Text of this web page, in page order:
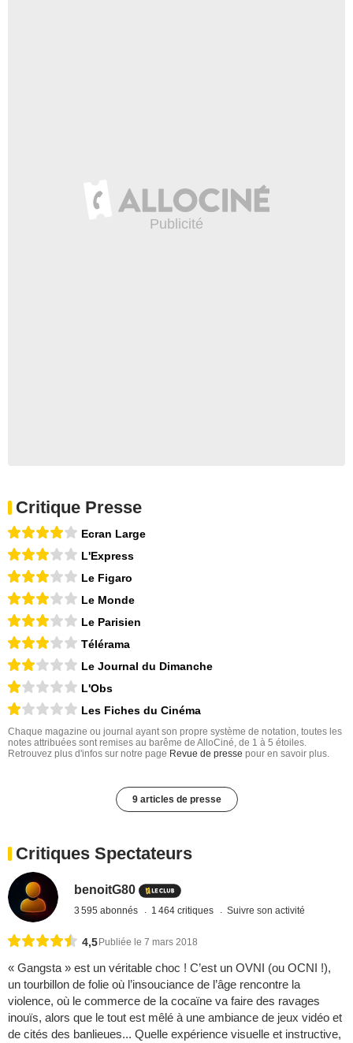
Critique Presse
Ecran Large
L'Express
Le Figaro
Le Monde
Le Parisien
Télérama
Le Journal du Dimanche
L'Obs
Les Fiches du Cinéma
Chaque magazine ou journal ayant son propre système de notation, toutes les
notes attribuées sont remises au barême de AlloCiné, de 1 à 5 étoiles.
Retrouvez plus d'infos sur notre page Revue de presse pour en savoir plus.
9 articles de presse
Critiques Spectateurs
benoitG80
3 595 abonnés 1 464 critiques Suivre son activité
4,5 Publiée le 7 mars 2018
« Gangsta » est un véritable choc ! C’est un OVNI (ou OCNI !),
un tourbillon de folie où l’insouciance de l’âge rencontre la
violence, où le commerce de la cocaïne va faire des ravages
inouïs, alors que le tout est mêlé à une ambiance de jeux vidéo et
de cités des banlieues... Quelle expérience visuelle et instructive,